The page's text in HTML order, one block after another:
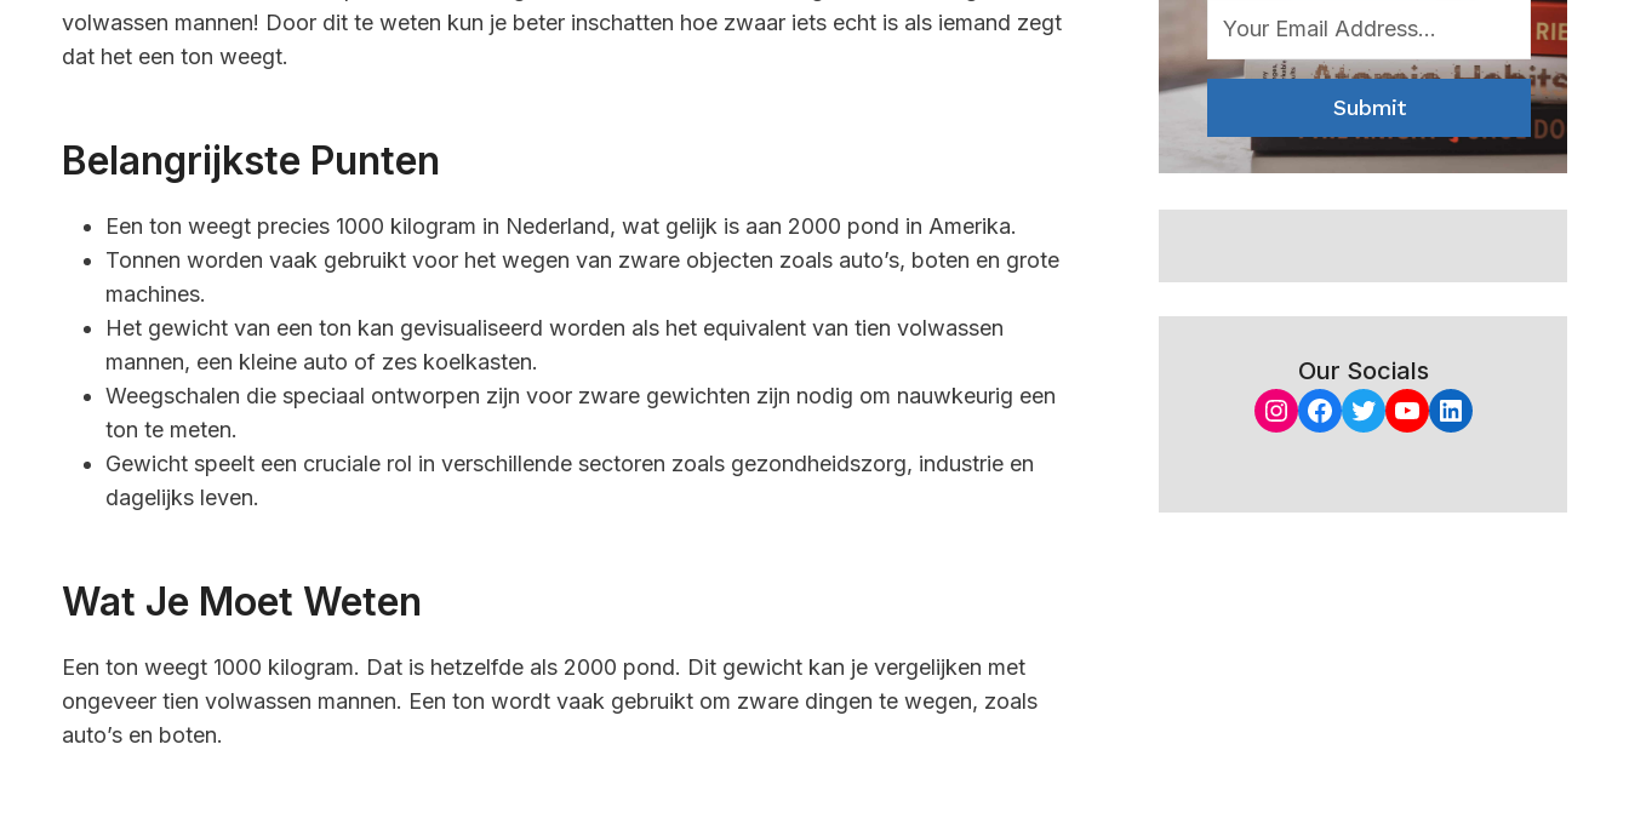
volwassen mannen! Door dit te weten kun je beter inschatten hoe zwaar iets echt is als iemand zegt
dat het een ton weegt.
Belangrijkste Punten
Een ton weegt precies 1000 kilogram in Nederland, wat gelijk is aan 2000 pond in Amerika.
Tonnen worden vaak gebruikt voor het wegen van zware objecten zoals auto’s, boten en grote
machines.
Het gewicht van een ton kan gevisualiseerd worden als het equivalent van tien volwassen
mannen, een kleine auto of zes koelkasten.
Weegschalen die speciaal ontworpen zijn voor zware gewichten zijn nodig om nauwkeurig een
ton te meten.
Gewicht speelt een cruciale rol in verschillende sectoren zoals gezondheidszorg, industrie en
dagelijks leven.
Wat Je Moet Weten
Een ton weegt 1000 kilogram. Dat is hetzelfde als 2000 pond. Dit gewicht kan je vergelijken met
ongeveer tien volwassen mannen. Een ton wordt vaak gebruikt om zware dingen te wegen, zoals
auto’s en boten.
Submit
Our Socials
Instagram
Facebook
Twitter
YouTube
LinkedIn